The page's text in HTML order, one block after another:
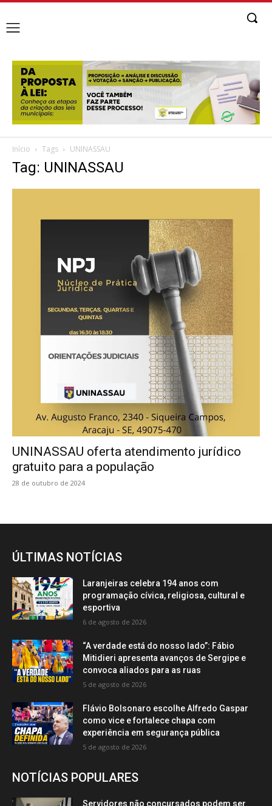
Início Tags UNINASSAU
Tag: UNINASSAU
UNINASSAU oferta atendimento jurídico
gratuito para a população
28 de outubro de 2024
ÚLTIMAS NOTÍCIAS
Laranjeiras celebra 194 anos com
programação cívica, religiosa, cultural e
esportiva
6 de agosto de 2026
“A verdade está do nosso lado”: Fábio
Mitidieri apresenta avanços de Sergipe e
convoca aliados para as ruas
5 de agosto de 2026
Flávio Bolsonaro escolhe Alfredo Gaspar
como vice e fortalece chapa com
experiência em segurança pública
5 de agosto de 2026
NOTÍCIAS POPULARES
Servidores não concursados podem ser